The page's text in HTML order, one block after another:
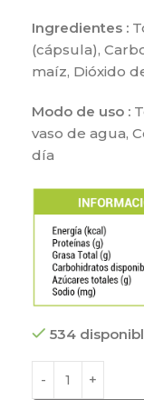
Ingredientes :
(cápsula),
maíz, Dióxido
Modo de uso :
vaso de agua,
día
534